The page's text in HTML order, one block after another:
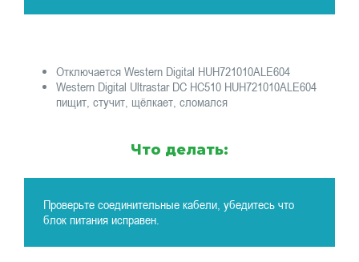
Отключается Western Digital HUH721010ALE604
Western Digital Ultrastar DC HC510 HUH721010ALE604
пищит, стучит, щёлкает, сломался
Что делать:
Проверьте соединительные кабели, убедитесь что
блок питания исправен.